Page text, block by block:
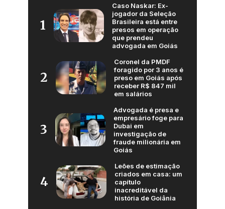
1
Caso Naskar: Ex-
jogador da Seleção
Brasileira está entre
presos em operação
que prendeu
advogada em Goiás
2
Coronel da PMDF
foragido por 3 anos é
preso em Goiás após
receber R$ 847 mil
em salários
3
Advogada é presa e
empresário foge para
Dubai em
investigação de
fraude milionária em
Goiás
4
Leões de estimação
criados em casa: um
capítulo
inacreditável da
história de Goiânia